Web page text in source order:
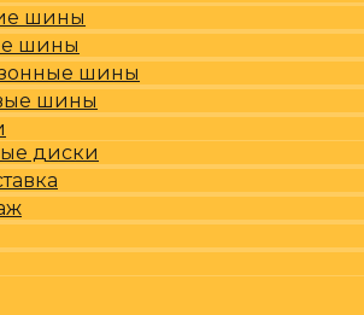
шины
шины
шины
шины
диски